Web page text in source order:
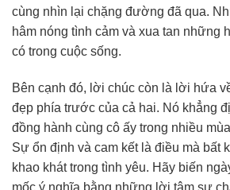
cùng nhìn lại chặng đường đã qua.
hâm nóng tình cảm và xua tan những
có trong cuộc sống.
Bên cạnh đó, lời chúc còn là lời hứa
đẹp phía trước của cả hai. Nó khẳng
đồng hành cùng cô ấy trong nhiều
Sự ổn định và cam kết là điều mà bất
khao khát trong tình yêu. Hãy biến